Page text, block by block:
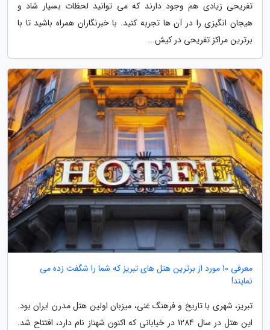
تفریحی زیادی هم وجود دارند که می توانید لحظات بسیار شاد و
هیجان انگیزی را در آن ها تجربه کنید. با خبرنگاران همراه باشید تا با
برترین مراکز تفریحی در کیش...
معرفی 10 مورد از برترین هتل های تبریز که شما را شگفت زده می
نمایند!
تبریز، شهری با تاریخ و فرهنگ غنی، میزبان اولین هتل مدرن ایران بود.
این هتل در سال 1284 در خیابانی که اکنون شهناز نام دارد، افتتاح شد.